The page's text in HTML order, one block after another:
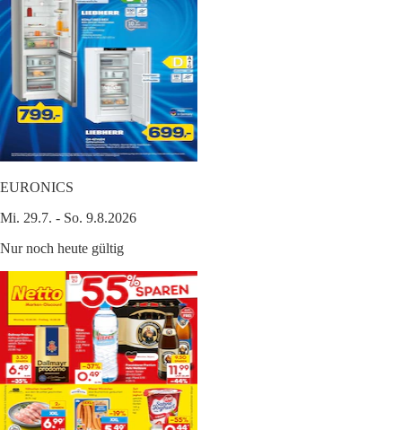
EURONICS
Mi. 29.7. - So. 9.8.2026
Nur noch heute gültig